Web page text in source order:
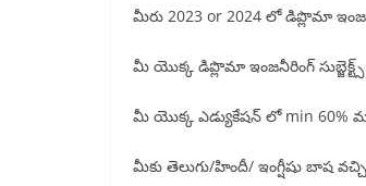
మీరు 2023 or 2024 లో డిప్లొమా
మీ యొక్క డిప్లొమా ఇంజనీరింగ్
మీ యొక్క ఎడ్యుకేషన్ లో min 60%
మీకు తెలుగు/హిందీ/ ఇంగ్షీషు బాష